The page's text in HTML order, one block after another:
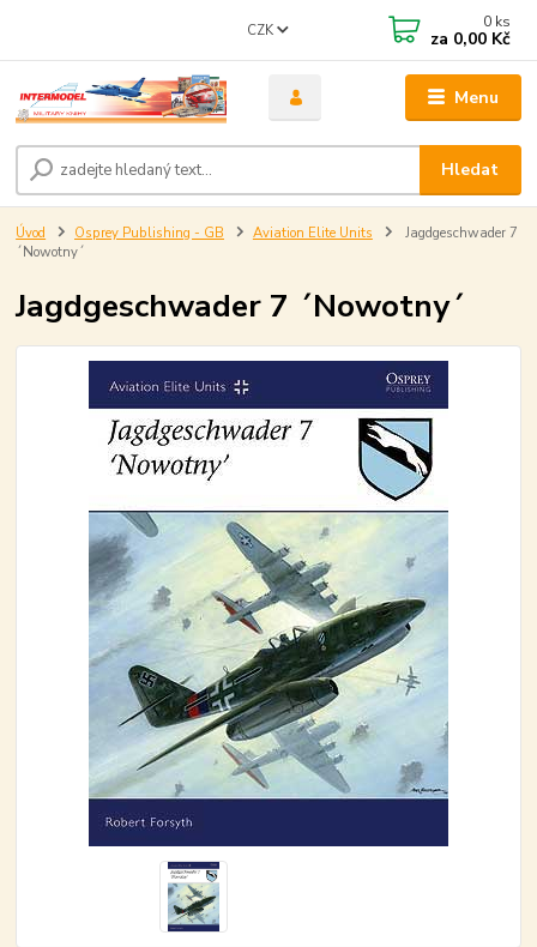
Menu
CZK
Hledat
0 ks
za 0,00 Kč
Úvod Osprey Publishing - GB Aviation Elite Units
Jagdgeschwader 7
´Nowotny´
Jagdgeschwader 7 ´Nowotny´